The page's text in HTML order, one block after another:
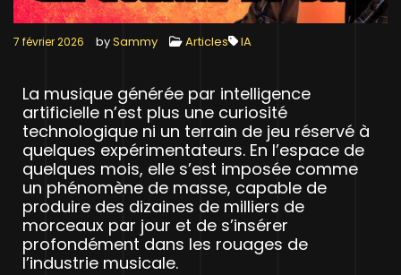
7 février 2026 bySammy Articles IA
La musique générée par intelligence
artificielle n’est plus une curiosité
technologique ni un terrain de jeu réservé à
quelques expérimentateurs. En l’espace de
quelques mois, elle s’est imposée comme
un phénomène de masse, capable de
produire des dizaines de milliers de
morceaux par jour et de s’insérer
profondément dans les rouages de
l’industrie musicale.